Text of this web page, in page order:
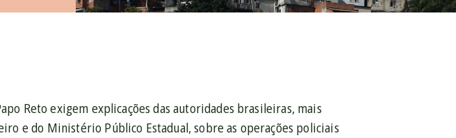
Reto exigem explicações das autoridades brasileiras, mais
e do Ministério Público Estadual, sobre as operações policiais